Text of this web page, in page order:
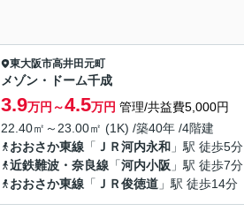
東大阪市高井田元町
メゾン・ドーム千成
3.9万円～4.5万円 管理/共益費5,000円
22.40㎡～23.00㎡ (1K) /築40年 /4階建
おおさか東線 「 ＪＲ河内永和 」駅 徒歩5分
近鉄難波・奈良線 「河内小阪 」駅 徒歩7分
おおさか東線 「 ＪＲ俊徳道 」駅 徒歩14分